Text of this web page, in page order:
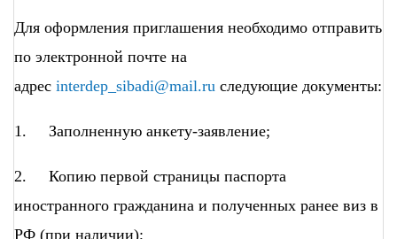
Для оформления приглашения необходимо отправить
по электронной почте на
адрес interdep_sibadi@mail.ru следующие документы:
1. Заполненную анкету-заявление;
2. Копию первой страницы паспорта
иностранного гражданина и полученных ранее виз в
РФ (при наличии);